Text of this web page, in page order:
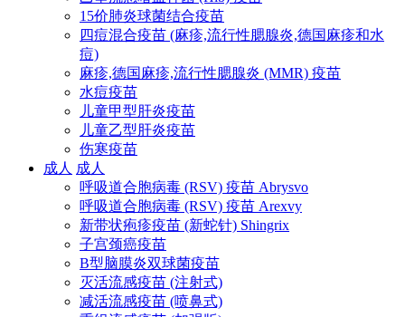
15价肺炎球菌结合疫苗
四痘混合疫苗 (麻疹,流行性腮腺炎,德国麻疹和水
痘)
麻疹,德国麻疹,流行性腮腺炎 (MMR) 疫苗
水痘疫苗
儿童甲型肝炎疫苗
儿童乙型肝炎疫苗
伤寒疫苗
成人 成人
呼吸道合胞病毒 (RSV) 疫苗 Abrysvo
呼吸道合胞病毒 (RSV) 疫苗 Arexvy
新带状疱疹疫苗 (新蛇针) Shingrix
子宫颈癌疫苗
B型脑膜炎双球菌疫苗
灭活流感疫苗 (注射式)
减活流感疫苗 (喷鼻式)